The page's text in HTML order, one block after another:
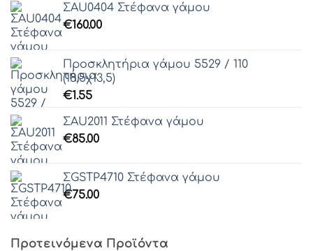
ΣAU0404 Στέφανα γάμου
€160.00
Προσκλητήρια γάμου 5529 / 110
(18,5χ13,5)
€1.55
ΣAU2011 Στέφανα γάμου
€85.00
ΣGSTP4710 Στέφανα γάμου
€75.00
Προτεινόμενα Προϊόντα